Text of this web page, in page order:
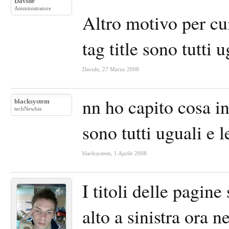
Amministratore
Altro motivo per
tag title sono tutti
Davide 27 Marzo 2008
blacksystem
techNewbie
nn ho capito cosa
sono tutti uguali e
blacksystem 1 Aprile 2008
I titoli delle pagine
alto a sinistra ora